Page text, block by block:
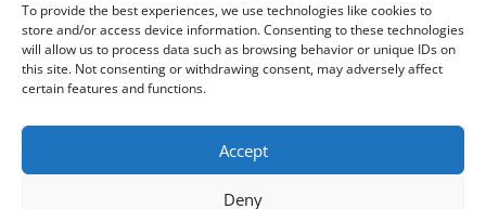
To provide the best experiences, we use technologies like cookies to
store and/or access device information. Consenting to these technologies
will allow us to process data such as browsing behavior or unique IDs on
this site. Not consenting or withdrawing consent, may adversely affect
certain features and functions.
Accept
Deny
Recent Comments
No comments to show.
© Epikure SA 2023 | Accelerate your business